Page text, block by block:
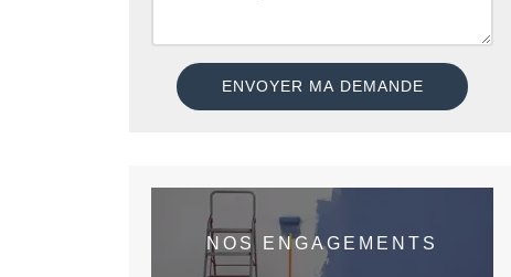
NOS ENGAGEMENTS